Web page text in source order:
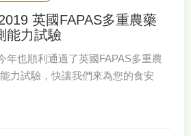
英國FAPAS多重農藥
能力試驗
年也順利通過了英國FAPAS多重農
力試驗，快讓我們來為您的食安